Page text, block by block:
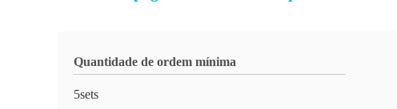
Quantidade de ordem mínima
5sets